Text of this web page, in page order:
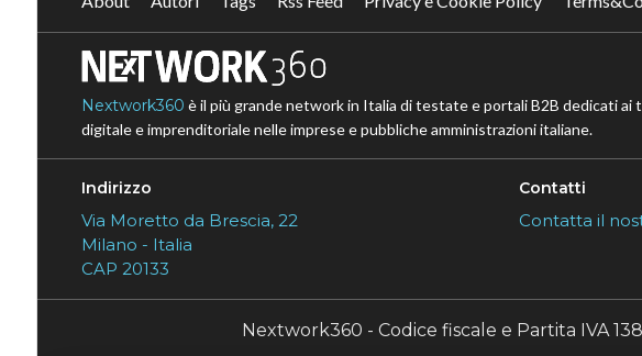
Nextwork360 è il più grande network in Italia di testate e portali B2B dedicati ai
digitale e imprenditoriale nelle imprese e pubbliche amministrazioni italiane.
Indirizzo
Via Moretto da Brescia, 22
Milano - Italia
CAP 20133
Contatti
Contatta il
Nextwork360 - Codice fiscale e Partita IVA